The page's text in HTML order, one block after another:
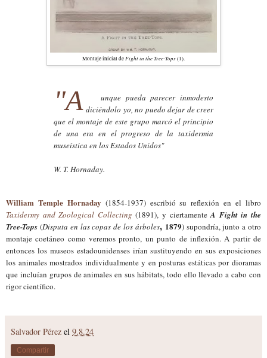
Montaje inicial de Fight in the Tree-Tops(1).
"A
unque pueda parecer inmodesto
diciéndolo yo, no puedo dejar de creer
que el montaje de este grupo marcó el principio
de una era en el progreso de la taxidermia
museística en los Estados Unidos"
W. T. Hornaday.
William Temple Hornaday (1854-1937) escribió su reflexión en el libro
Taxidermy and Zoological Collecting (1891), y ciertamenteA Fight in the
Tree-Tops (Disputa en las copas de los árboles, 1879) supondría,junto a otro
montaje coetáneo como veremos pronto, un punto de inflexión. A partir de
entonces los museos estadounidenses irían sustituyendo en sus exposiciones
los animales mostrados individualmente y en posturas estáticaspor dioramas
que incluían grupos de animales en sus hábitats, todo ello llevado a cabo con
rigor científico.
Salvador Pérez el 9.8.24
Compartir